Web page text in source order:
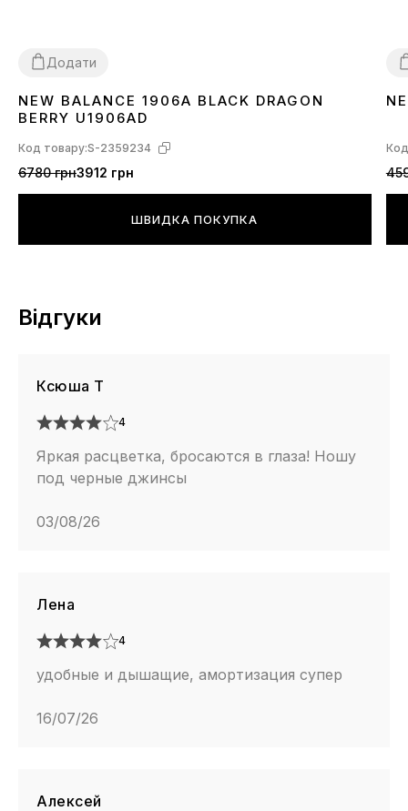
Додати
3637 3839404142 4344 45
NEW BALANCE 1906A BLACK DRAGON
BERRY U1906AD
Код товару:S-2359234
6780 грн3912 грн
ШВИДКА ПОКУПКА
Відгуки
Ксюша Т
4
Яркая расцветка, бросаются в глаза! Ношу
под черные джинсы
03/08/26
Лена
4
удобные и дышащие, амортизация супер
16/07/26
Алексей